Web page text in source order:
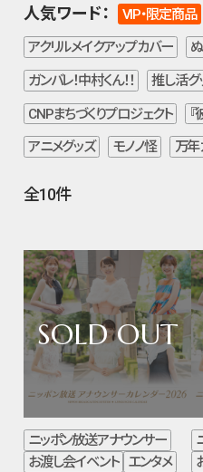
人気ワード： VIP・限定商品
アクリルメイクアップカバー
ガンバレ！中村くん！！ 推し活グ
CNPまちづくりプロジェクト
アニメグッズ モノノ怪 万年
全10件
ニッポン放送アナウンサー
お渡し会イベント
エンタメ